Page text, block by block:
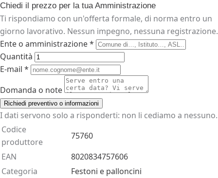
Chiedi il prezzo per la tua Amministrazione
Ti rispondiamo con un'offerta formale, di norma entro un
giorno lavorativo. Nessun impegno, nessuna registrazione.
Ente o amministrazione *
Quantità
E-mail *
Domanda o note
Richiedi preventivo o informazioni
I dati servono solo a risponderti: non li cediamo a nessuno.
Codice
produttore
75760
EAN
8020834757606
Categoria
Festoni e palloncini